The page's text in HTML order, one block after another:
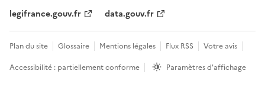
legifrance.gouv.fr
data.gouv.fr
Plan du site Glossaire Mentions légales Flux RSS
Votre avis
Accessibilité : partiellement conforme
Paramètres d'affichage